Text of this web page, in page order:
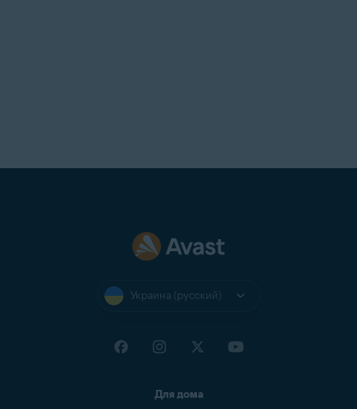
Украина (русский)
Для дома